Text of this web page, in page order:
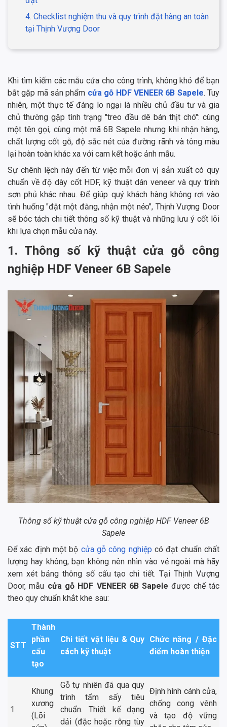
4. Checklist nghiệm thu và quy trình đặt hàng an toàn
tại Thịnh Vượng Door
Khi tìm kiếm các mẫu cửa cho công trình, không khó để bạn
bắt gặp mã sản phẩm cửa gỗ HDF VENEER 6B Sapele. Tuy
nhiên, một thực tế đáng lo ngại là nhiều chủ đầu tư và gia
chủ thường gặp tình trạng "treo đầu dê bán thịt chó": cùng
một tên gọi, cùng một mã 6B Sapele nhưng khi nhận hàng,
chất lượng cốt gỗ, độ sắc nét của đường rãnh và tông màu
lại hoàn toàn khác xa với cam kết hoặc ảnh mẫu.
Sự chênh lệch này đến từ việc mỗi đơn vị sản xuất có quy
chuẩn về độ dày cốt HDF, kỹ thuật dán veneer và quy trình
sơn phủ khác nhau. Để giúp quý khách hàng không rơi vào
tình huống "đặt một đằng, nhận một nẻo", Thịnh Vượng Door
sẽ bóc tách chi tiết thông số kỹ thuật và những lưu ý cốt lõi
khi lựa chọn mẫu cửa này.
1. Thông số kỹ thuật cửa gỗ công
nghiệp HDF Veneer 6B Sapele
Thông số kỹ thuật cửa gỗ công nghiệp HDF Veneer 6B
Sapele
Để xác định một bộ cửa gỗ công nghiệp có đạt chuẩn chất
lượng hay không, bạn không nên nhìn vào vẻ ngoài mà hãy
xem xét bảng thông số cấu tạo chi tiết. Tại Thịnh Vượng
Door, mẫu cửa gỗ HDF VENEER 6B Sapele được chế tác
theo quy chuẩn khắt khe sau:
STT
Thành
phần
cấu
tạo
Chi tiết vật liệu & Quy
cách kỹ thuật
Chức năng / Đặc
điểm hoàn thiện
1
Khung
xương
(Lõi
Gỗ tự nhiên đã qua quy
trình tẩm sấy tiêu
chuẩn. Thiết kế dạng
dải (đặc hoặc rỗng tùy
Định hình cánh cửa,
chống cong vênh
và tạo độ vững